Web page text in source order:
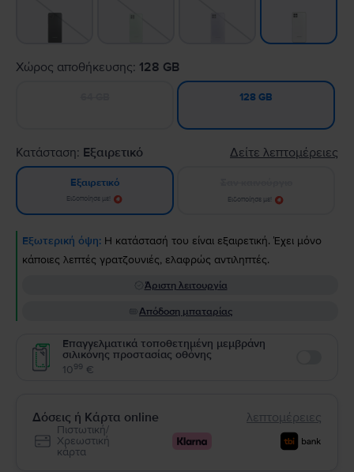
Χώρος αποθήκευσης: 128 GB
128 GB
Κατάσταση: Εξαιρετικό Δείτε λεπτομέρειες
Εξαιρετικό
Ειδοποίησε με! Ειδοποίησε με!
Εξωτερική όψη: Η κατάστασή του είναι εξαιρετική. Έχει μόνο
κάποιες λεπτές γρατζουνιές, ελαφρώς αντιληπτές.
Άριστη λειτουργία
Απόδοση μπαταρίας
Επαγγελματικά τοποθετημένη μεμβράνη
σιλικόνης προστασίας οθόνης
1099 €
Δόσεις ή Κάρτα online λεπτομέρειες
Πιστωτική/
Χρεωστική
κάρτα